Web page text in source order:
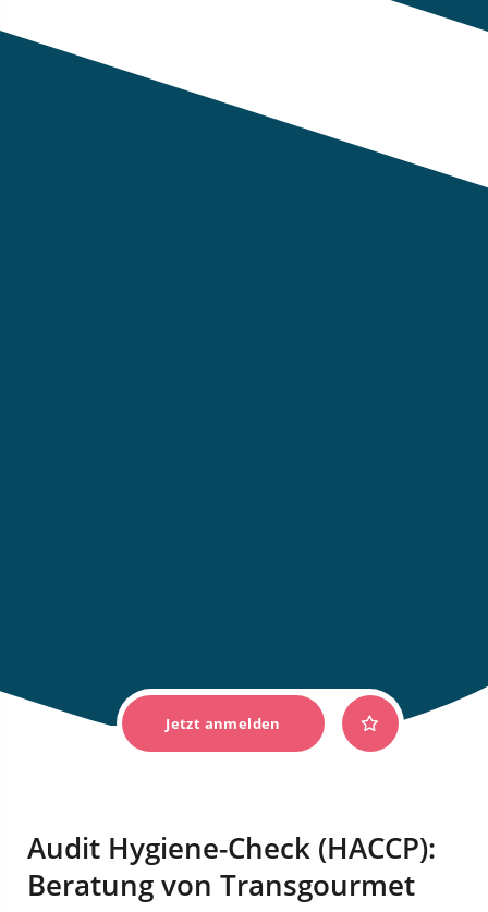
Jetzt anmelden
Audit Hygiene-Check (HACCP):
Beratung von Transgourmet